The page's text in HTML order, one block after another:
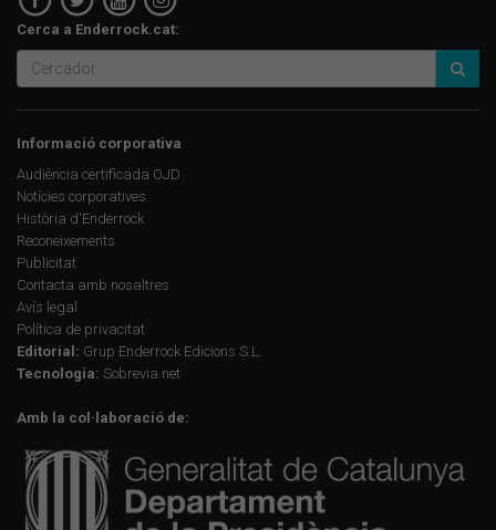
Cerca a Enderrock.cat:
Informació corporativa
Audiència certificada OJD
Notícies corporatives
Història d'Enderrock
Reconeixements
Publicitat
Contacta amb nosaltres
Avís legal
Política de privacitat
Editorial: Grup Enderrock Edicions S.L.
Tecnologia: Sobrevia.net
Amb la col·laboració de: